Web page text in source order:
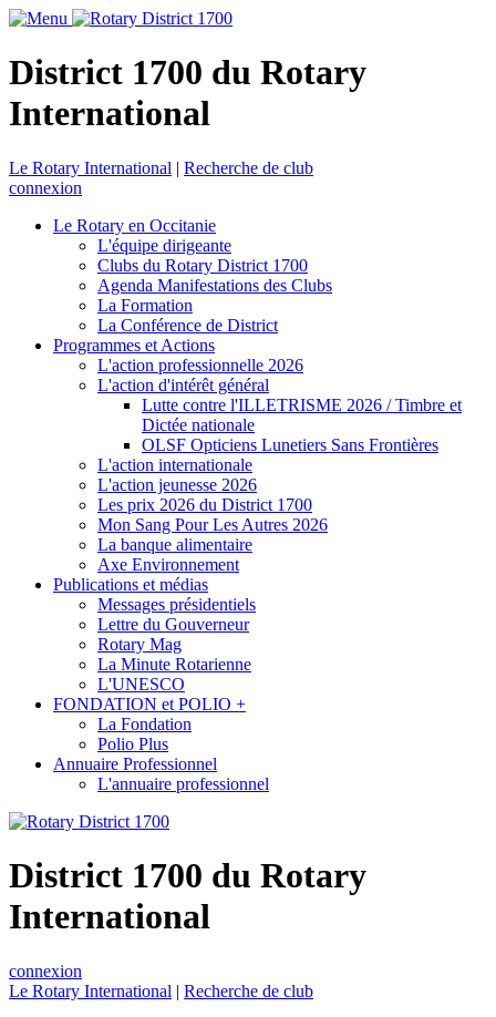
District 1700 du Rotary
International
Le Rotary International | Recherche de club
connexion
Le Rotary en Occitanie
L'équipe dirigeante
Clubs du Rotary District 1700
Agenda Manifestations des Clubs
La Formation
La Conférence de District
Programmes et Actions
L'action professionnelle 2026
L'action d'intérêt général
Lutte contre l'ILLETRISME 2026 / Timbre et
Dictée nationale
OLSF Opticiens Lunetiers Sans Frontières
L'action internationale
L'action jeunesse 2026
Les prix 2026 du District 1700
Mon Sang Pour Les Autres 2026
La banque alimentaire
Axe Environnement
Publications et médias
Messages présidentiels
Lettre du Gouverneur
Rotary Mag
La Minute Rotarienne
L'UNESCO
FONDATION et POLIO +
La Fondation
Polio Plus
Annuaire Professionnel
L'annuaire professionnel
District 1700 du Rotary
International
connexion
Le Rotary International | Recherche de club